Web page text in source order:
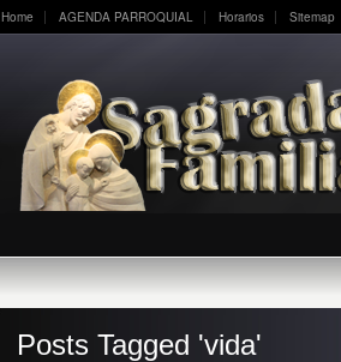
Home AGENDA PARROQUIAL Horarios Sitemap
Posts Tagged 'vida'